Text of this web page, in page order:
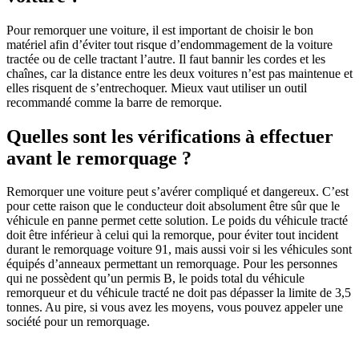
Pour remorquer une voiture, il est important de choisir le bon
matériel afin d’éviter tout risque d’endommagement de la voiture
tractée ou de celle tractant l’autre. Il faut bannir les cordes et les
chaînes, car la distance entre les deux voitures n’est pas maintenue et
elles risquent de s’entrechoquer. Mieux vaut utiliser un outil
recommandé comme la barre de remorque.
Quelles sont les vérifications à effectuer
avant le remorquage ?
Remorquer une voiture peut s’avérer compliqué et dangereux. C’est
pour cette raison que le conducteur doit absolument être sûr que le
véhicule en panne permet cette solution. Le poids du véhicule tracté
doit être inférieur à celui qui la remorque, pour éviter tout incident
durant le remorquage voiture 91, mais aussi voir si les véhicules sont
équipés d’anneaux permettant un remorquage. Pour les personnes
qui ne possèdent qu’un permis B, le poids total du véhicule
remorqueur et du véhicule tracté ne doit pas dépasser la limite de 3,5
tonnes. Au pire, si vous avez les moyens, vous pouvez appeler une
société pour un remorquage.